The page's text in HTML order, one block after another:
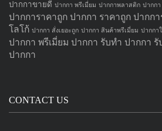
ปากกาขายดี ปากกา พรีเมี่ยม ปากกาพลาสติก ปากก
ปากการาคาถูก ปากกา ราคาถูก ปากก
โลโก้ ปากกา สั่งเยอะถูก ปากกา สินค้าพรีเมี่ยม ปากกา
ปากกา พรีเมี่ยม ปากกา รับทำ ปากกา รั
ปากกา
CONTACT US